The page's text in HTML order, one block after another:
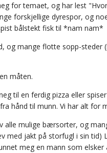
for temaet, og har lest
forskjellige dyrespor, og
bålstekt fisk til *nam nam*
og mange flotte sopp-
måten.
til en ferdig pizza eller
hånd til munn. Vi har alt for
mulige bærsorter, og
med jakt på storfugl i sin tid)
meg en mann som